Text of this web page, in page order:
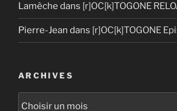
Lamèche dans [r]OC[k]TOGONE
Pierre-Jean dans [r]OC[k]TOGONE
ARCHIVES